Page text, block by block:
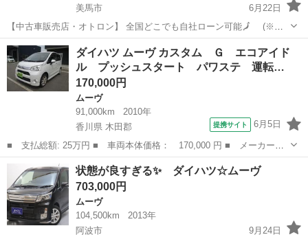
美馬市
6月22日
【中古車販売店・オトロン】 全国どこでも自社ローン可能🗾 (※沖
縄/北海道/離島除く) ・ブラックリスト入り😞 ・自己破産/債務整理の
経験がある😱 ・自営業/個人事業主😥 ・転職したばかり/勤続年数が短
い😭...
徳島 美馬市 ムーヴ オトロン
ダイハツ ムーヴ カスタム Ｇ エコアイド
ル プッシュスタート パワステ 運転…
170,000円
ムーヴ
91,000km
2010年
香川県 木田郡
提携サイト 6月5日
■ 支払総額: 25万円 ■ 車両本体価格： 170,000 円 ■ メーカー
名： ダイハツ ■ 車種名： ムーヴ ■ グレード名： カスタム
Ｇ エコアイドル プッシュスタート パワステ 運転席エアバッ
グ 助手席エアバッ...
木田郡 ムーヴ
状態が良すぎる✨ ダイハツ☆ムーヴ
703,000円
ムーヴ
104,500km
2013年
阿波市
9月24日